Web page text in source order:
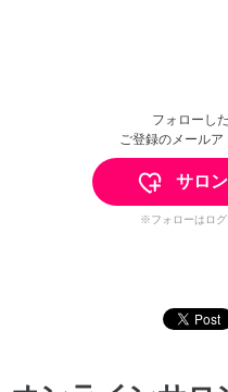
フォローし
ご登録のメールア
サロ
※フォローはログ